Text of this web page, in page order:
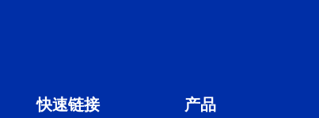
快速链接 产品